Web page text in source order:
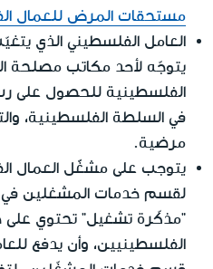
مستحقات المرض للعمال
العامل الفلسطيني الذي
يتوجّه لأحد مكاتب مصلحة
الفلسطينية للحصول على
في السلطة الفلسطينية،
مرضية.
يتوجب على مشغّّل العمال
لقسم خدمات المشغلين في
"مذكّرة تشغيل‏" تحتوي على
الفلسطينيين، وأن يدفع